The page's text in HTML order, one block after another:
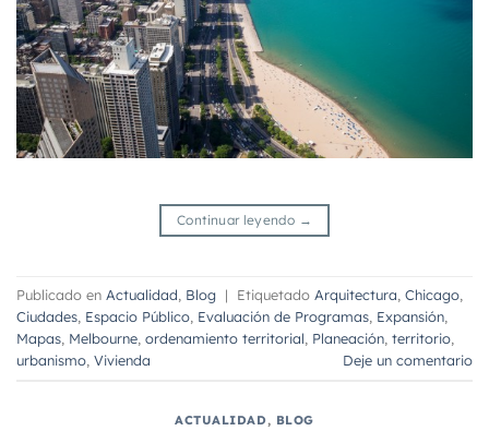
Continuar leyendo →
Publicado en Actualidad, Blog | Etiquetado Arquitectura, Chicago,
Ciudades, Espacio Público, Evaluación de Programas, Expansión,
Mapas, Melbourne, ordenamiento territorial, Planeación, territorio,
urbanismo, Vivienda Deje un comentario
ACTUALIDAD, BLOG